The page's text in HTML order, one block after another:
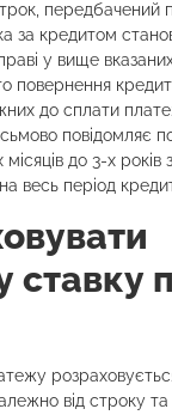
передбачений
за кредитом
у вище
повернення
до сплати
повідомляє
до 3-х років
весь період
ставку
від строку